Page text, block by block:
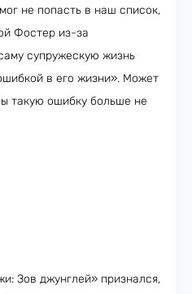
не попасть в наш список,
Фостер из-за
супружескую жизнь
в его жизни». Может
такую ошибку больше не
Зов джунглей» признался,